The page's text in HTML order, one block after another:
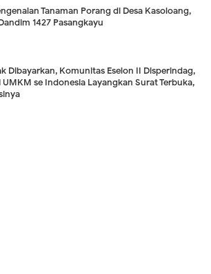
Tanaman Porang di Desa Kasoloang,
1427 Pasangkayu
Dibayarkan, Komunitas Eselon II Disperindag,
UMKM se Indonesia Layangkan Surat Terbuka,